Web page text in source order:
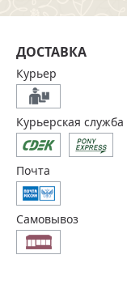
ДОСТАВКА
Курьер
Курьерская служба
Почта
Самовывоз